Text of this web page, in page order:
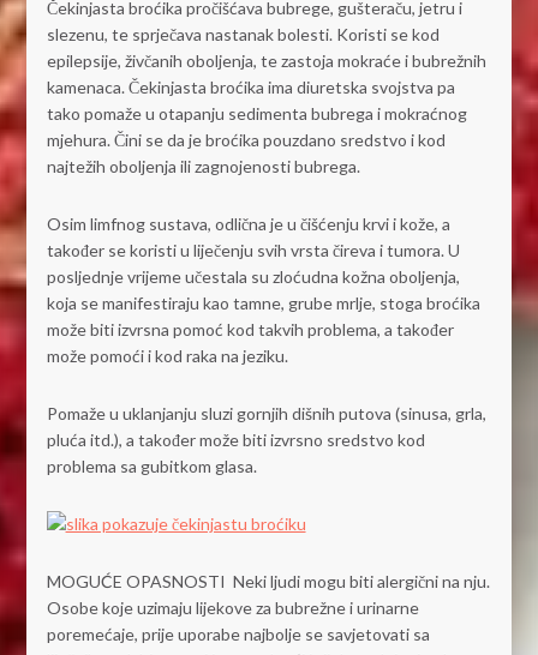
Čekinjasta broćika pročišćava bubrege, gušteraču, jetru i
slezenu, te sprječava nastanak bolesti. Koristi se kod
epilepsije, živčanih oboljenja, te zastoja mokraće i bubrežnih
kamenaca. Čekinjasta broćika ima diuretska svojstva pa
tako pomaže u otapanju sedimenta bubrega i mokraćnog
mjehura. Čini se da je broćika pouzdano sredstvo i kod
najtežih oboljenja ili zagnojenosti bubrega.
Osim limfnog sustava, odlična je u čišćenju krvi i kože, a
također se koristi u liječenju svih vrsta čireva i tumora. U
posljednje vrijeme učestala su zloćudna kožna oboljenja,
koja se manifestiraju kao tamne, grube mrlje, stoga broćika
može biti izvrsna pomoć kod takvih problema, a također
može pomoći i kod raka na jeziku.
Pomaže u uklanjanju sluzi gornjih dišnih putova (sinusa, grla,
pluća itd.), a također može biti izvrsno sredstvo kod
problema sa gubitkom glasa.
MOGUĆE OPASNOSTI Neki ljudi mogu biti alergični na nju.
Osobe koje uzimaju lijekove za bubrežne i urinarne
poremećaje, prije uporabe najbolje se savjetovati sa